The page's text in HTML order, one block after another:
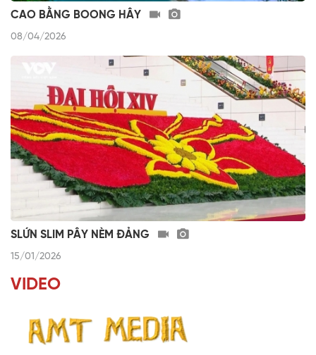
CAO BẰNG BOONG HÂY
08/04/2026
SLỨN SLIM PÂY NÈM ĐẢNG
15/01/2026
VIDEO